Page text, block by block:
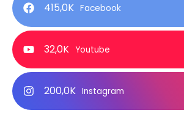
415,0K Facebook
32,0K Youtube
200,0K Instagram